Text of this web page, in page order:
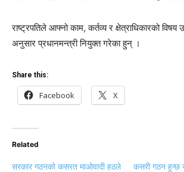
राष्ट्रपतिले आफ्नो काम, कर्तव्य र क्षेत्राधिकारको
अनुसार प्रधानमन्त्री नियुक्त गरेका हुन् ।
Share this:
Facebook X
Related
सरकार गठनको कसरत माओवादी हठले
कसरी गठन हुन्छ